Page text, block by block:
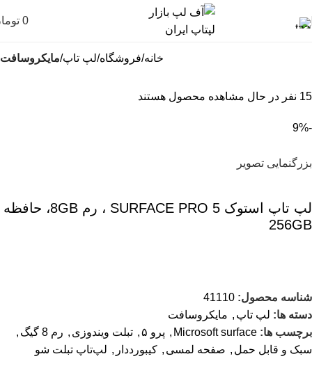
0
خانه فروشگاه لپ تاپ مایکروسافت
15 نفر در حال مشاهده محصول هستند
-9%
بزرگنمایی تصویر
لپ تاپ استوک SURFACE PRO 5 ، رم 8GB، حافظه
256GB
شناسه محصول: 41110
دسته ها: لپ تاپ , مایکروسافت
برچسب ها: Microsoft surface
, پرو ۵ , تبلت ویندوزی , رم 8 گیگ
,
سبک و قابل حمل , صفحه لمسی , کیبورددار , لپ‌تاپ تبلت شو